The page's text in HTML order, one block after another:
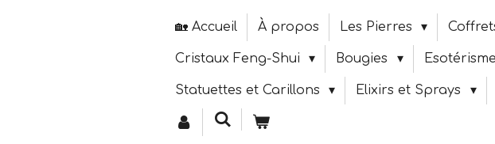
🏡 Accueil À propos Les Pierres
Cristaux Feng-Shui Bougies Esotérisme
Statuettes et Carillons Elixirs et Sprays